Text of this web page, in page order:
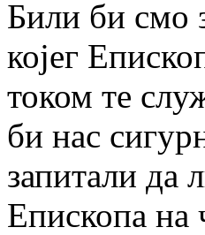
Били би смо
којег
током те
би нас
запитали да
Епископа на